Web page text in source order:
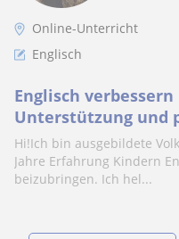
Online-Unterricht
Englisch
Englisch
Unterstützung und
Hi!Ich bin ausgebildete
Jahre Erfahrung Kindern
beizubringen. Ich hel...